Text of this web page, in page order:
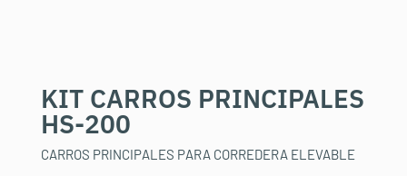
KIT CARROS PRINCIPALES
HS-200
CARROS PRINCIPALES PARA CORREDERA ELEVABLE